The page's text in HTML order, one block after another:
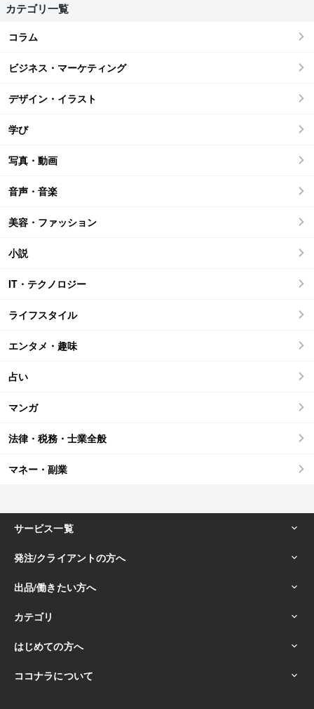
カテゴリ一覧
コラム
ビジネス・マーケティング
デザイン・イラスト
学び
写真・動画
音声・音楽
美容・ファッション
小説
IT・テクノロジー
ライフスタイル
エンタメ・趣味
占い
マンガ
法律・税務・士業全般
マネー・副業